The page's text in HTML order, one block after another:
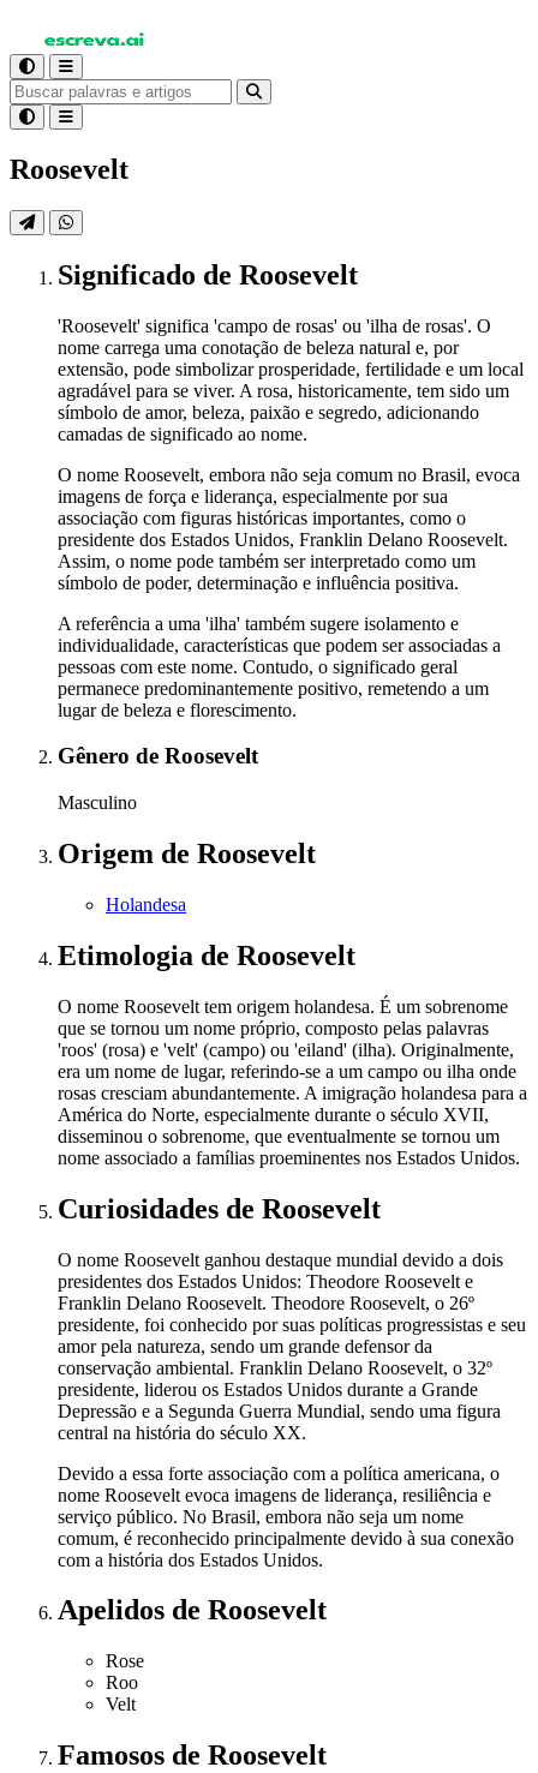
Roosevelt
Significado de Roosevelt
'Roosevelt' significa 'campo de rosas' ou 'ilha de rosas'. O
nome carrega uma conotação de beleza natural e, por
extensão, pode simbolizar prosperidade, fertilidade e um local
agradável para se viver. A rosa, historicamente, tem sido um
símbolo de amor, beleza, paixão e segredo, adicionando
camadas de significado ao nome.
O nome Roosevelt, embora não seja comum no Brasil, evoca
imagens de força e liderança, especialmente por sua
associação com figuras históricas importantes, como o
presidente dos Estados Unidos, Franklin Delano Roosevelt.
Assim, o nome pode também ser interpretado como um
símbolo de poder, determinação e influência positiva.
A referência a uma 'ilha' também sugere isolamento e
individualidade, características que podem ser associadas a
pessoas com este nome. Contudo, o significado geral
permanece predominantemente positivo, remetendo a um
lugar de beleza e florescimento.
Gênero de Roosevelt
Masculino
Origem de Roosevelt
Holandesa
Etimologia de Roosevelt
O nome Roosevelt tem origem holandesa. É um sobrenome
que se tornou um nome próprio, composto pelas palavras
'roos' (rosa) e 'velt' (campo) ou 'eiland' (ilha). Originalmente,
era um nome de lugar, referindo-se a um campo ou ilha onde
rosas cresciam abundantemente. A imigração holandesa para a
América do Norte, especialmente durante o século XVII,
disseminou o sobrenome, que eventualmente se tornou um
nome associado a famílias proeminentes nos Estados Unidos.
Curiosidades de Roosevelt
O nome Roosevelt ganhou destaque mundial devido a dois
presidentes dos Estados Unidos: Theodore Roosevelt e
Franklin Delano Roosevelt. Theodore Roosevelt, o 26º
presidente, foi conhecido por suas políticas progressistas e seu
amor pela natureza, sendo um grande defensor da
conservação ambiental. Franklin Delano Roosevelt, o 32º
presidente, liderou os Estados Unidos durante a Grande
Depressão e a Segunda Guerra Mundial, sendo uma figura
central na história do século XX.
Devido a essa forte associação com a política americana, o
nome Roosevelt evoca imagens de liderança, resiliência e
serviço público. No Brasil, embora não seja um nome
comum, é reconhecido principalmente devido à sua conexão
com a história dos Estados Unidos.
Apelidos de Roosevelt
Rose
Roo
Velt
Famosos de Roosevelt